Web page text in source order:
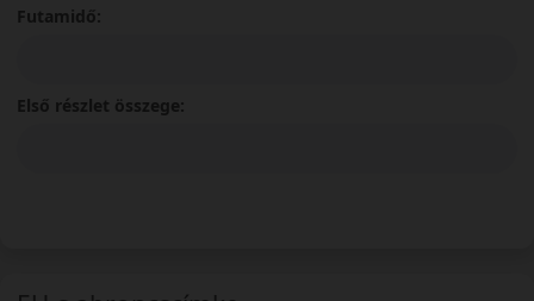
Futamidő:
Első részlet összege: